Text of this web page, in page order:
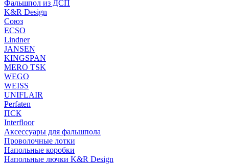
Фальшпол из ДСП
K&R Design
Союз
ECSO
Lindner
JANSEN
KINGSPAN
MERO TSK
WEGO
WEISS
UNIFLAIR
Perfaten
ПСК
Interfloor
Аксессуары для фальшпола
Проволочные лотки
Напольные коробки
Напольные лючки K&R Design